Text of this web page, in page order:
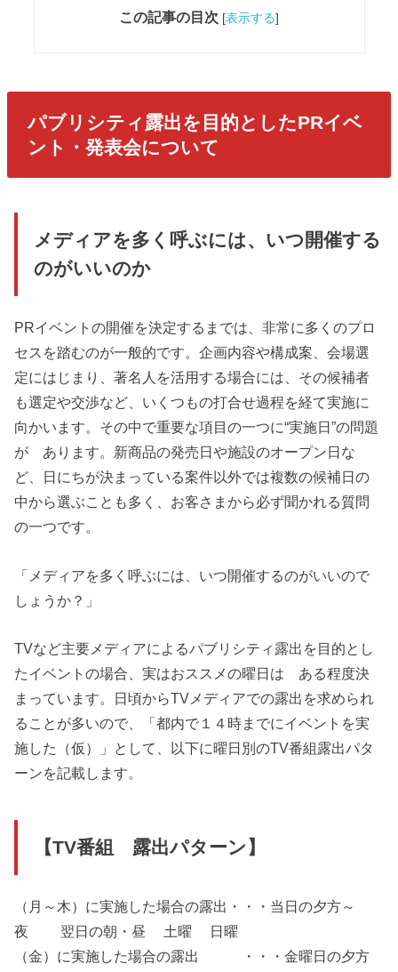
この記事の目次 [表示する]
パブリシティ露出を目的としたPRイベ
ント・発表会について
メディアを多く呼ぶには、いつ開催する
のがいいのか
PRイベントの開催を決定するまでは、非常に多くのプロ
セスを踏むのが一般的です。企画内容や構成案、会場選
定にはじまり、著名人を活用する場合には、その候補者
も選定や交渉など、いくつもの打合せ過程を経て実施に
向かいます。その中で重要な項目の一つに“実施日”の問題
が あります。新商品の発売日や施設のオープン日な
ど、日にちが決まっている案件以外では複数の候補日の
中から選ぶことも多く、お客さまから必ず聞かれる質問
の一つです。
「メディアを多く呼ぶには、いつ開催するのがいいので
しょうか？」
TVなど主要メディアによるパブリシティ露出を目的とし
たイベントの場合、実はおススメの曜日は ある程度決
まっています。日頃からTVメディアでの露出を求められ
ることが多いので、「都内で１４時までにイベントを実
施した（仮）」として、以下に曜日別のTV番組露出パタ
ーンを記載します。
【TV番組 露出パターン】
（月～木）に実施した場合の露出・・・当日の夕方～
夜 翌日の朝・昼 土曜 日曜
（金）に実施した場合の露出 ・・・金曜日の夕方